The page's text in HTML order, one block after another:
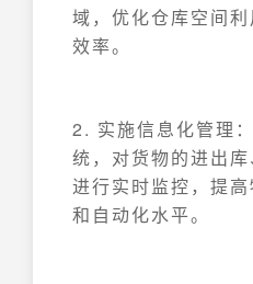
域，优化仓库空间
效率。
2. 实施信息化管理
统，对货物的进出
进行实时监控，提
和自动化水平。